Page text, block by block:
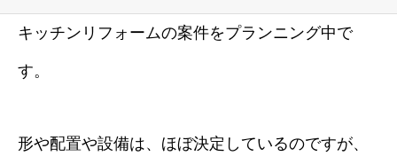
キッチンリフォームの案件をプランニング中で
す。
形や配置や設備は、ほぼ決定しているのですが、